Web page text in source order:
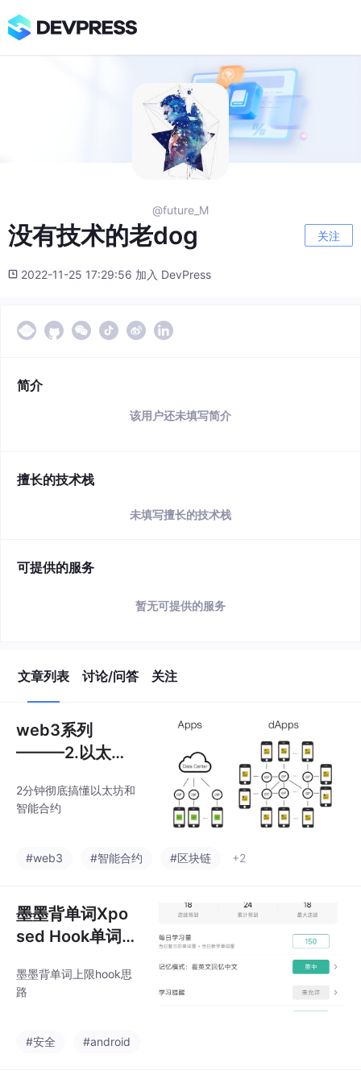
@future_M
没有技术的老dog 关注
2022-11-25 17:29:56 加入 DevPress
简介
该用户还未填写简介
擅长的技术栈
未填写擅长的技术栈
可提供的服务
暂无可提供的服务
文章列表 讨论/问答 关注
web3系列
———2.以太坊
2分钟彻底搞懂以太坊和
智能合约
#web3 #智能合约 #区块链 +2
墨墨背单词Xpo
sed Hook单词
墨墨背单词上限hook思
路
#安全 #android